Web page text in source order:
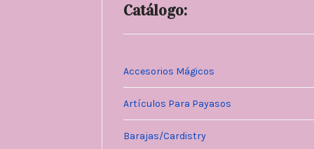
Catálogo:
Accesorios Mágicos
Artículos Para Payasos
Barajas/Cardistry